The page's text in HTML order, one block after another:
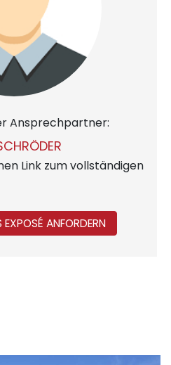
Ansprechpartner:
Link zum vollständigen
ANFORDERN